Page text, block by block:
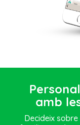
amb
Decideix